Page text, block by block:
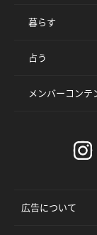
暮らす
占う
メンバーコンテ
広告について